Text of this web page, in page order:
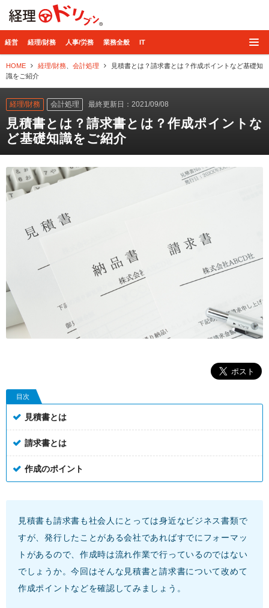
経営 経理/財務 人事/労務 業務全般 IT
HOME 経理/財務 会計処理
見積書とは？請求書とは？作成ポイントなど基礎知
識をご紹介
経理/財務 会計処理 最終更新日：2021/09/08
見積書とは？請求書とは？作成ポイントな
ど基礎知識をご紹介
目次
見積書とは
請求書とは
作成のポイント
見積書も請求書も社会人にとっては身近なビジネス書類で
すが、発行したことがある会社であればすでにフォーマッ
トがあるので、作成時は流れ作業で行っているのではない
でしょうか。今回はそんな見積書と請求書について改めて
作成ポイントなどを確認してみましょう。